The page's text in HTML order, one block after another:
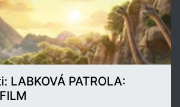
LABKOVÁ PATROLA: